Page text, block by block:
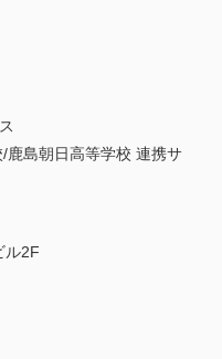
鹿島朝日高等学校 連携サ
ル2F